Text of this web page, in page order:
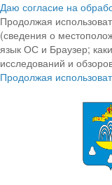
Даю согласие на
Продолжая
(сведения о
язык ОС и Браузер;
исследований и
Продолжая